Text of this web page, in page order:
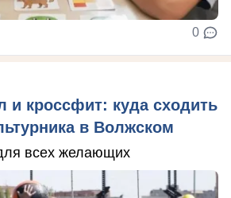
0
и кроссфит: куда сходить
в Волжском
всех желающих